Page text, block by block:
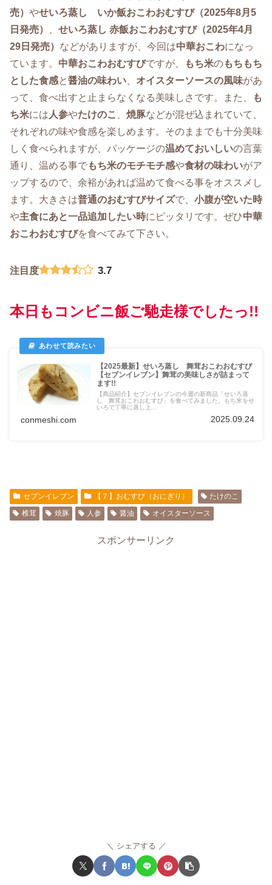
売） やせいろ蒸し いか飯おこわおむすび（2025年8月5
日発売）
、 せいろ蒸し 赤飯おこわおむすび（2025年4月
29日発売） などがありますが、今回は中華おこわになっ
ています。 中華おこわおむすびですが、 もち米のもちもち
とした食感と醤油の味わい、 オイスターソースの風味があ
って、食べ出すと止まらなくなる美味しさです。また、
も
ち米には人参やたけのこ 、 焼豚などが混ぜ込まれていて、
それぞれの味や食感を楽しめます。そのままでも十分美味
しく食べられますが、パッケージの温めておいしいの言葉
通り、温める事でもち米のモチモチ感や食材の味わいがア
ップするので、余裕があれば温めて食べる事をオススメし
ます。大きさは普通のおむすびサイズで、 小腹が空いた時
や主食にあと一品追加したい時にピッタリです。ぜひ中華
おこわおむすびを食べてみて下さい。
注目度 3.7
本日もコンビニ飯ご馳走様でしたっ!!
【2025最新】せいろ蒸し 舞茸おこわおむすび
【セブンイレブン】舞茸の美味しさが詰まって
ます!!
【商品紹介】セブンイレブンの今週の新商品「せいろ蒸
し 舞茸おこわおむすび」を食べてみました。もち米をせ
いろで丁寧に蒸し上...
conmeshi.com 2025.09.24
セブンイレブン 【７】おむすび（おにぎり）
たけのこ
椎茸
焼豚 人参 醤油 オイスターソース
スポンサーリンク
シェアする